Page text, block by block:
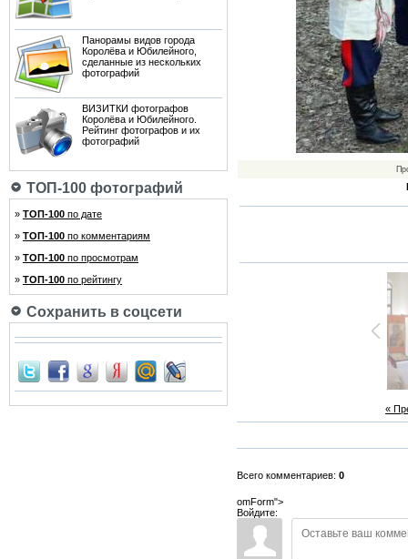
Панорамы видов города
Королёва и Юбилейного,
сделанные из нескольких
фотографий
ВИЗИТКИ фотографов
Королёва и Юбилейного.
Рейтинг фотографов и их
фотографий
ТОП-100 фотографий
» ТОП-100 по дате
» ТОП-100 по комментариям
» ТОП-100 по просмотрам
» ТОП-100 по рейтингу
Сохранить в соцсети
«
Всего комментариев: 0
omForm">
Войдите: